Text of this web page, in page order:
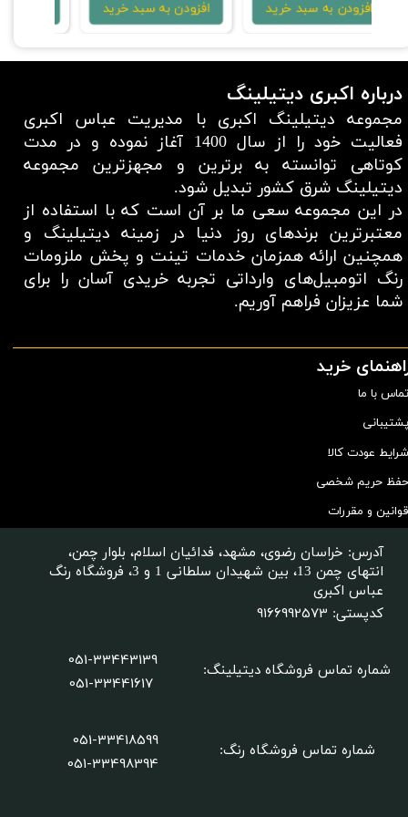
افزودن به سبد خرید افزودن به سبد خرید
درباره اکبری دیتیلینگ
مجموعه دیتیلینگ اکبری با مدیریت عباس اکبری
فعالیت خود را از سال 1400 آغاز نموده و در مدت
کوتاهی توانسته به برترین و مجهزترین مجموعه
دیتیلینگ شرق کشور تبدیل شود.
در این مجموعه سعی ما بر آن است که با استفاده از
معتبر‌ترین برند‌های روز دنیا در زمینه دیتیلینگ و
همچنین ارائه همزمان خدمات تینت و پخش ملزومات
رنگ اتومبیل‌های وارداتی تجربه خریدی آسان را برای
شما عزیزان فراهم آوریم.​​​​​​​
خرید
تماس با ما
پشتیبانی
شرایط عودت کالا
حفظ حریم شخصی
قوانین و مقررات
شماره تماس فروشگاه دیتیلینگ:
051-33443139
051-33441617
آدرس: خراسان رضوی، مشهد، فدائیان اسلام، بلوار چمن،
انتهای چمن 13، بین شهیدان سلطانی 1 و 3، فروشگاه رنگ
عباس اکبری
کدپستی: 9166992573
شماره تماس فروشگاه رنگ:
051-33418599
​​​​​​​051-33498394